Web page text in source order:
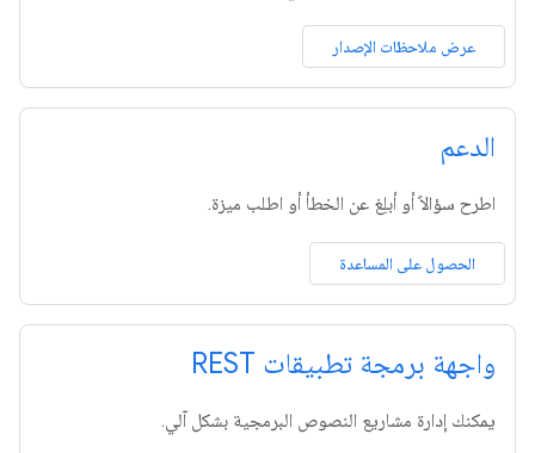
عرض ملاحظات الإصدار
الدعم
اطرح سؤالاً أو أبلِغ عن الخطأ أو اطلب ميزة.
الحصول على المساعدة
واجهة برمجة تطبيقات REST
يمكنك إدارة مشاريع النصوص البرمجية بشكل آلي.